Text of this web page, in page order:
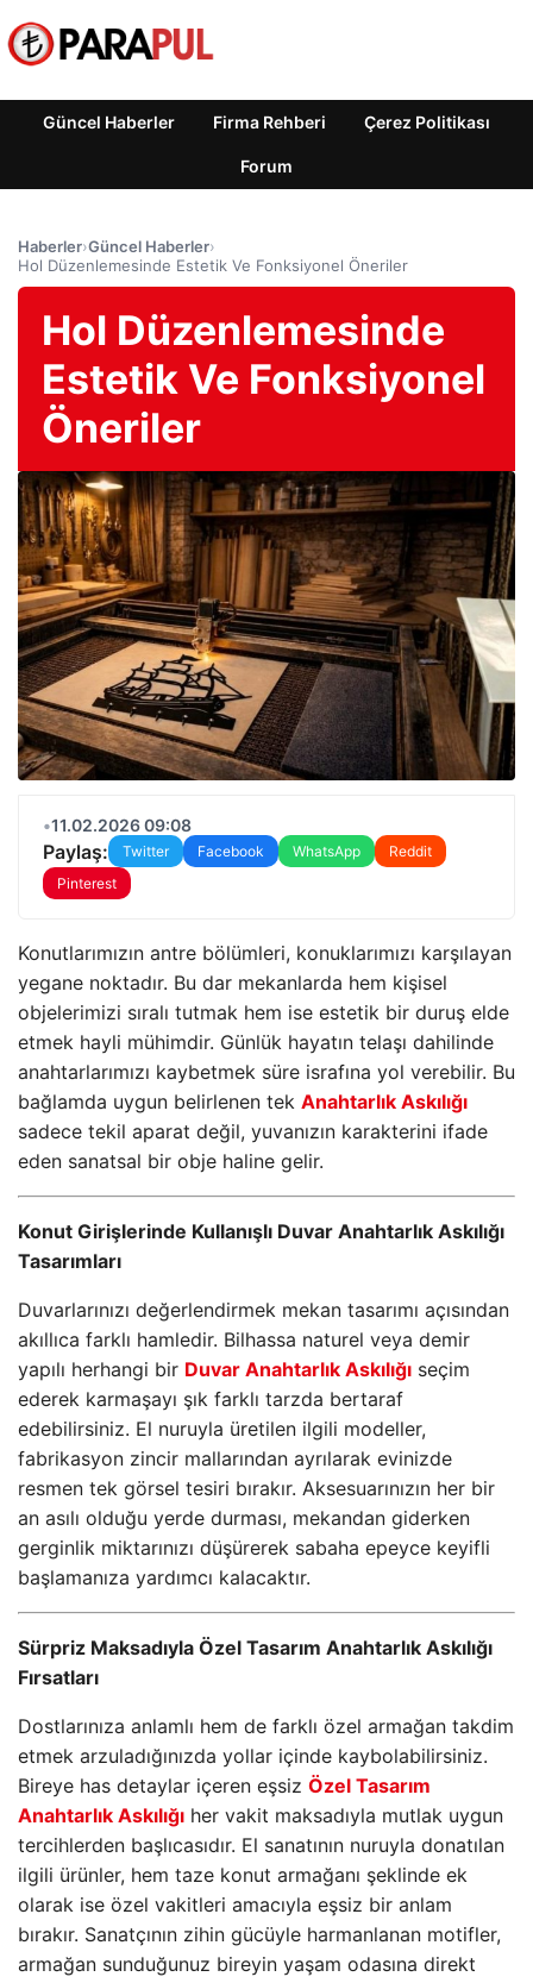
Güncel Haberler Firma Rehberi Çerez Politikası
Forum
Haberler›Güncel Haberler›
Hol Düzenlemesinde Estetik Ve Fonksiyonel Öneriler
Hol Düzenlemesinde
Estetik Ve Fonksiyonel
Öneriler
•11.02.2026 09:08
Paylaş: Twitter Facebook WhatsApp
Reddit
Pinterest
Konutlarımızın antre bölümleri, konuklarımızı karşılayan
yegane noktadır. Bu dar mekanlarda hem kişisel
objelerimizi sıralı tutmak hem ise estetik bir duruş elde
etmek hayli mühimdir. Günlük hayatın telaşı dahilinde
anahtarlarımızı kaybetmek süre israfına yol verebilir. Bu
bağlamda uygun belirlenen tek Anahtarlık Askılığı
sadece tekil aparat değil, yuvanızın karakterini ifade
eden sanatsal bir obje haline gelir.
Konut Girişlerinde Kullanışlı Duvar Anahtarlık Askılığı
Tasarımları
Duvarlarınızı değerlendirmek mekan tasarımı açısından
akıllıca farklı hamledir. Bilhassa naturel veya demir
yapılı herhangi bir Duvar Anahtarlık Askılığı seçim
ederek karmaşayı şık farklı tarzda bertaraf
edebilirsiniz. El nuruyla üretilen ilgili modeller,
fabrikasyon zincir mallarından ayrılarak evinizde
resmen tek görsel tesiri bırakır. Aksesuarınızın her bir
an asılı olduğu yerde durması, mekandan giderken
gerginlik miktarınızı düşürerek sabaha epeyce keyifli
başlamanıza yardımcı kalacaktır.
Sürpriz Maksadıyla Özel Tasarım Anahtarlık Askılığı
Fırsatları
Dostlarınıza anlamlı hem de farklı özel armağan takdim
etmek arzuladığınızda yollar içinde kaybolabilirsiniz.
Bireye has detaylar içeren eşsiz Özel Tasarım
Anahtarlık Askılığı her vakit maksadıyla mutlak uygun
tercihlerden başlıcasıdır. El sanatının nuruyla donatılan
ilgili ürünler, hem taze konut armağanı şeklinde ek
olarak ise özel vakitleri amacıyla eşsiz bir anlam
bırakır. Sanatçının zihin gücüyle harmanlanan motifler,
armağan sunduğunuz bireyin yaşam odasına direkt